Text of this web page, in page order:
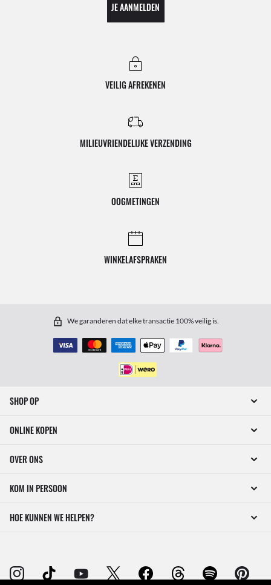
JE AANMELDEN
VEILIG AFREKENEN
MILIEUVRIENDELIJKE VERZENDING
OOGMETINGEN
WINKELAFSPRAKEN
We garanderen dat elke transactie 100% veilig is.
SHOP OP
ONLINE KOPEN
OVER ONS
KOM IN PERSOON
HOE KUNNEN WE HELPEN?